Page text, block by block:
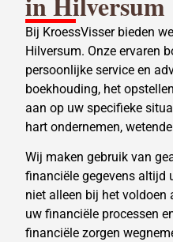
Bij KroessVisser bieden
Hilversum. Onze ervaren
persoonlijke service en
boekhouding, het
aan op uw specifieke
hart ondernemen,
Wij maken gebruik van
financiële gegevens altijd
niet alleen bij het
uw financiële processen
financiële zorgen